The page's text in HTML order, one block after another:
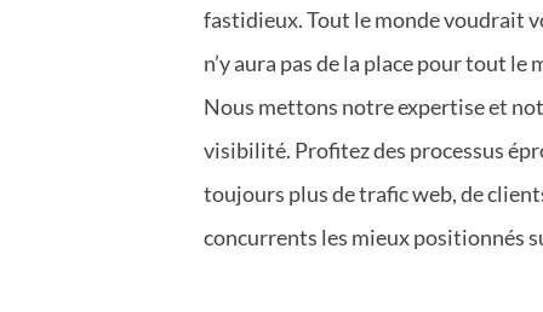
fastidieux. Tout le monde voudrait
n’y aura pas de la place pour tout le
Nous mettons notre expertise et
visibilité. Profitez des processus
toujours plus de trafic web, de
concurrents les mieux positionnés